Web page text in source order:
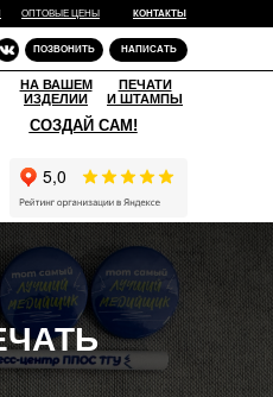
НА ВАШЕМ
ИЗДЕЛИИ
СОЗДАЙ САМ!
ПЕЧАТИ
И ШТАМПЫ
КОНТАКТЫ
ОПТОВЫЕ ЦЕНЫ
ПОЗВОНИТЬ НАПИСАТЬ